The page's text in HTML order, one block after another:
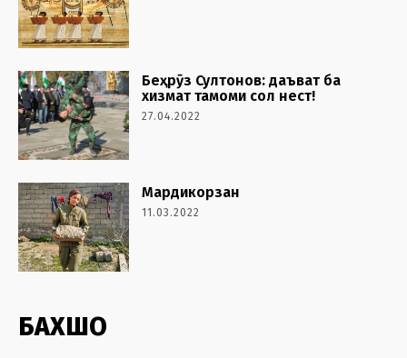
Беҳрӯз Султонов: даъват ба
хизмат тамоми сол нест!
27.04.2022
Мардикорзан
11.03.2022
БАХШҲО